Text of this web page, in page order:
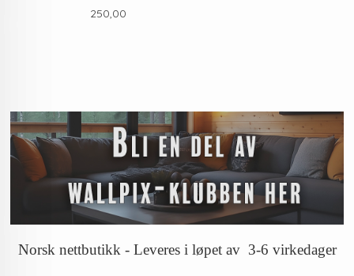
Pris
250,00
Norsk nettbutikk - Leveres i løpet av 3-6 virkedager